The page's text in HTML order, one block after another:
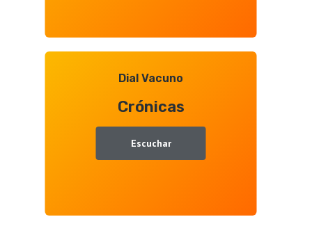
Dial Vacuno
Crónicas
Escuchar